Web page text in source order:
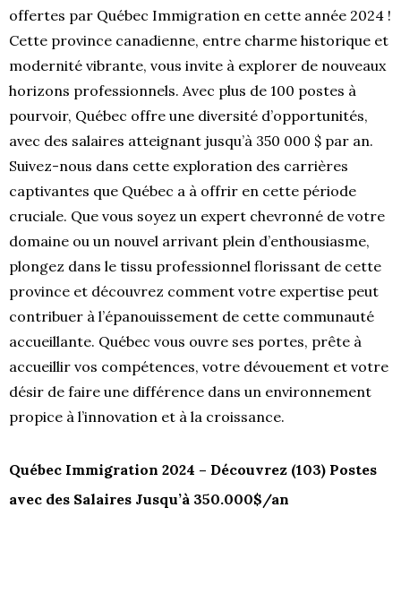
offertes par Québec Immigration en cette année 2024 !
Cette province canadienne, entre charme historique et
modernité vibrante, vous invite à explorer de nouveaux
horizons professionnels. Avec plus de 100 postes à
pourvoir, Québec offre une diversité d’opportunités,
avec des salaires atteignant jusqu’à 350 000 $ par an.
Suivez-nous dans cette exploration des carrières
captivantes que Québec a à offrir en cette période
cruciale. Que vous soyez un expert chevronné de votre
domaine ou un nouvel arrivant plein d’enthousiasme,
plongez dans le tissu professionnel florissant de cette
province et découvrez comment votre expertise peut
contribuer à l’épanouissement de cette communauté
accueillante. Québec vous ouvre ses portes, prête à
accueillir vos compétences, votre dévouement et votre
désir de faire une différence dans un environnement
propice à l’innovation et à la croissance.
Québec Immigration 2024 – Découvrez (103) Postes
avec des Salaires Jusqu’à 350.000$/an